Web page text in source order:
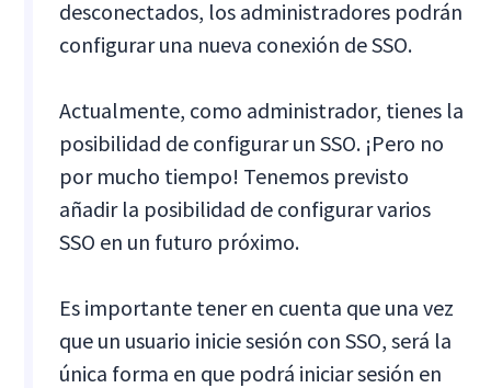
desconectados, los administradores podrán
configurar una nueva conexión de SSO.
Actualmente, como administrador, tienes la
posibilidad de configurar un SSO. ¡Pero no
por mucho tiempo! Tenemos previsto
añadir la posibilidad de configurar varios
SSO en un futuro próximo.
Es importante tener en cuenta que una vez
que un usuario inicie sesión con SSO, será la
única forma en que podrá iniciar sesión en